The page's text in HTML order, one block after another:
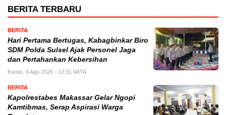
BERITA TERBARU
BERITA
Hari Pertama Bertugas, Kabagbinkar Biro
SDM Polda Sulsel Ajak Personel Jaga
dan Pertahankan Kebersihan
Kamis, 6 Agu 2026 - 12:31 WITA
BERITA
Kapolrestabes Makassar Gelar Ngopi
Kamtibmas, Serap Aspirasi Warga